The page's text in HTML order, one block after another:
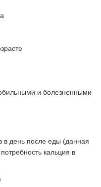
и болезненными
в день после еды (данная
кальция в